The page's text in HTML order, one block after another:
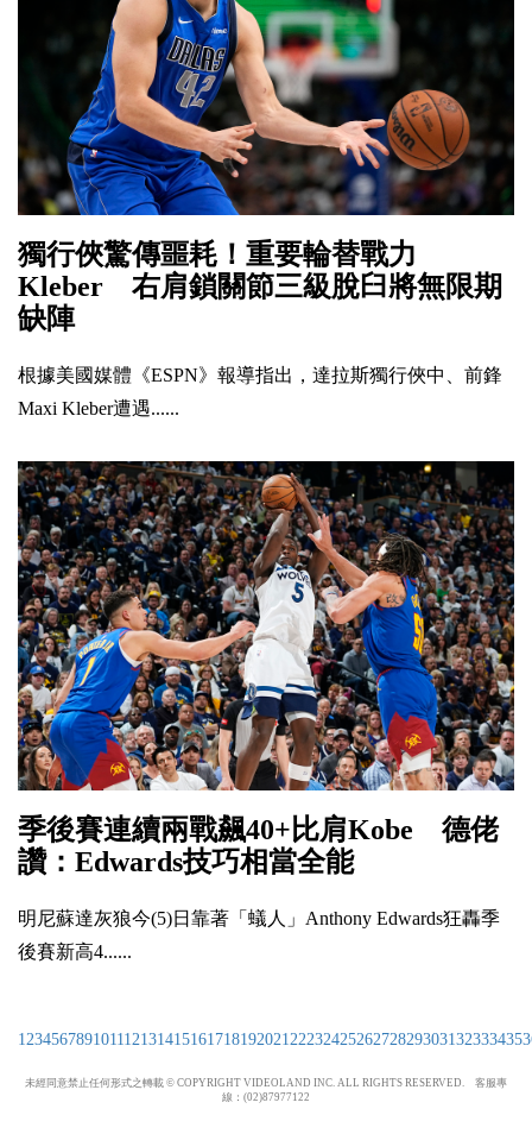
獨行俠驚傳噩耗！重要輪替戰力
Kleber 右肩鎖關節三級脫臼將無限期
缺陣
根據美國媒體《ESPN》報導指出，達拉斯獨行俠中、前鋒
Maxi Kleber遭遇......
季後賽連續兩戰飆40+比肩Kobe 德佬
讚：Edwards技巧相當全能
明尼蘇達灰狼今(5)日靠著「蟻人」Anthony Edwards狂轟季
後賽新高4......
1234567891011121314151617181920212223242526272829303132333435
未經同意禁止任何形式之轉載 © COPYRIGHT VIDEOLAND INC. ALL RIGHTS RESERVED. 客服專
線：(02)87977122